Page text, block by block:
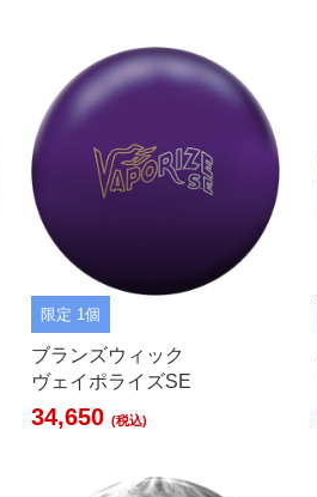
限定 1個
ブランズウィック
ヴェイポライズSE
34,650 (税込)